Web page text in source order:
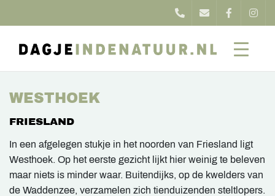
WESTHOEK
FRIESLAND
In een afgelegen stukje in het noorden van Friesland ligt
Westhoek. Op het eerste gezicht lijkt hier weinig te beleven
maar niets is minder waar. Buitendijks, op de kwelders van
de Waddenzee, verzamelen zich tienduizenden steltlopers.